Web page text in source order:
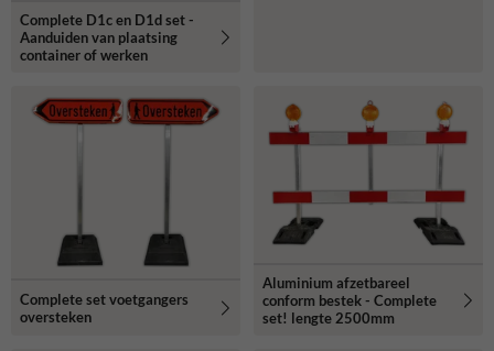
Complete D1c en D1d set -
Aanduiden van plaatsing
container of werken
Complete set voetgangers
oversteken
Aluminium afzetbareel
conform bestek - Complete
set! lengte 2500mm